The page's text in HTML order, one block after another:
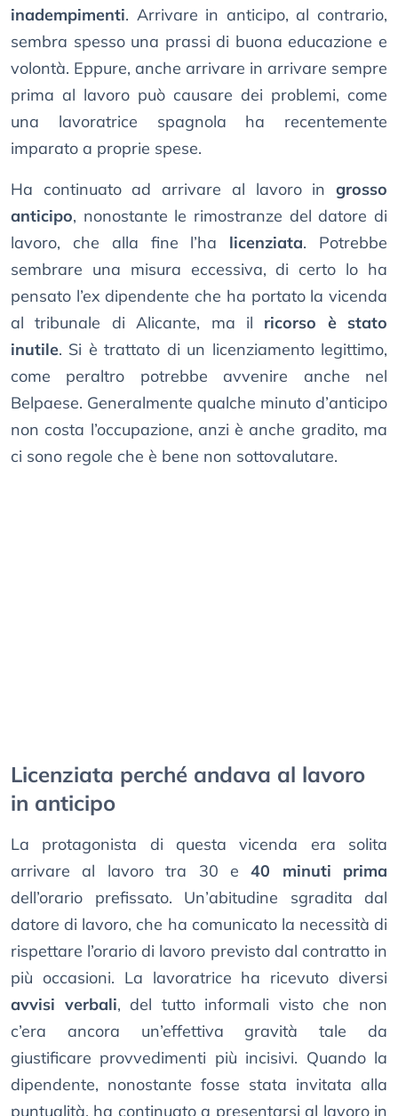
inadempimenti. Arrivare in anticipo, al contrario,
sembra spesso una prassi di buona educazione e
volontà. Eppure, anche arrivare in arrivare sempre
prima al lavoro può causare dei problemi, come
una lavoratrice spagnola ha recentemente
imparato a proprie spese.
Ha continuato ad arrivare al lavoro in grosso
anticipo, nonostante le rimostranze del datore di
lavoro, che alla fine l’ha licenziata. Potrebbe
sembrare una misura eccessiva, di certo lo ha
pensato l’ex dipendente che ha portato la vicenda
al tribunale di Alicante, ma il ricorso è stato
inutile. Si è trattato di un licenziamento legittimo,
come peraltro potrebbe avvenire anche nel
Belpaese. Generalmente qualche minuto d’anticipo
non costa l’occupazione, anzi è anche gradito, ma
ci sono regole che è bene non sottovalutare.
Licenziata perché andava al lavoro
in anticipo
La protagonista di questa vicenda era solita
arrivare al lavoro tra 30 e40 minuti prima
dell’orario prefissato. Un’abitudine sgradita dal
datore di lavoro, che ha comunicato la necessità di
rispettare l’orario di lavoro previsto dal contratto in
più occasioni. La lavoratrice ha ricevuto diversi
avvisi verbali, del tutto informali visto che non
c’era ancora un’effettiva gravità tale da
giustificare provvedimenti più incisivi. Quando la
dipendente, nonostante fosse stata invitata alla
puntualità, ha continuato a presentarsi al lavoro in